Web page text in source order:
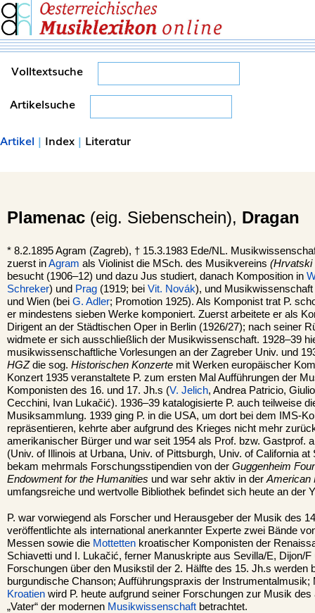
Volltextsuche
Artikelsuche
Artikel | Index | Literatur
Plamenac (eig. Siebenschein), Dragan
* 8.2.1895Agram (Zagreb), † 15.3.1983 Ede/NL.
zuerst inAgram als Violinist die MSch. des Musikvereins (Hrvatski
besucht (1906–12) und dazu Jus studiert, danach Komposition in
Schreker) und Prag (1919; bei Vit. Novák), und
und Wien (bei G. Adler; Promotion 1925). Als Komponist trat P.
er mindestens sieben Werke komponiert. Zuerst arbeitete er als
Dirigent an der Städtischen Oper in Berlin (1926/27); nach seiner
widmete er sich ausschließlich der Musikwissenschaft. 1928–39
musikwissenschaftliche Vorlesungen an der Zagreber Univ. und
HGZdie sog. Historischen Konzerte mit Werken europäischer
Konzert 1935 veranstaltete P. zum ersten Mal Aufführungen der
Komponisten des 16. und 17. Jh.s (V. Jelich, Andrea Patricio,
Cecchini, Ivan Lukačić). 1936–39 katalogisierte P. auch teilweise
Musiksammlung. 1939 ging P. in die USA, um dort bei dem IMS-
repräsentieren, kehrte aber aufgrund des Krieges nicht mehr
amerikanischer Bürger und war seit 1954 als Prof. bzw. Gastprof.
(Univ. of Illinois at Urbana, Univ. of Pittsburgh, Univ. of California at
bekam mehrmals Forschungsstipendien von der Guggenheim
Endowment for the Humanities und war sehr aktiv in der American
umfangsreiche und wertvolle Bibliothek befindet sich heute an der
P. war vorwiegend als Forscher und Herausgeber der Musik des
veröffentlichte als international anerkannter Experte zwei Bände
Messen sowie die Mottetten kroatischer Komponisten der
Schiavetti und I. Lukačić, ferner Manuskripte aus Sevilla/E, Dijon/F
Forschungen über den Musikstil der 2. Hälfte des 15. Jh.s werden
burgundische Chanson; Aufführungspraxis der Instrumentalmusik;
Kroatien wird P. heute aufgrund seiner Forschungen zur Musik
„Vater“ der modernen Musikwissenschaft betrachtet.